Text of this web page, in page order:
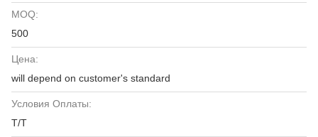
MOQ:
500
Цена:
will depend on customer's standard
Условия Оплаты:
T/T